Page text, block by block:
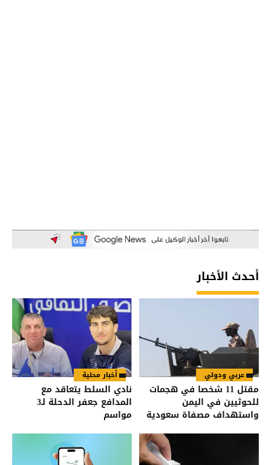
أحدث الأخبار
عربي ودولي
مقتل 11 شخصا في هجمات
للحوثيين في اليمن
واستهداف مصفاة سعودية
أخبار محلية
نادي السلط يتعاقد مع
المدافع جعفر الدحلة لـ3
مواسم